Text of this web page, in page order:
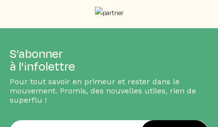
S’abonner
à l'infolettre
Pour tout savoir en primeur et rester dans le
mouvement. Promis, des nouvelles utiles, rien de
superflu !